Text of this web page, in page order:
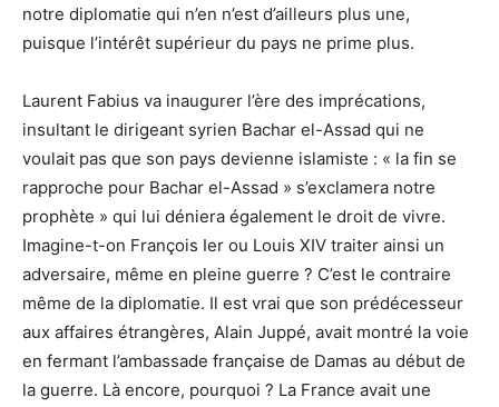
notre diplomatie qui n’en n’est d’ailleurs plus une,
puisque l’intérêt supérieur du pays ne prime plus.
Laurent Fabius va inaugurer l’ère des imprécations,
insultant le dirigeant syrien Bachar el-Assad qui ne
voulait pas que son pays devienne islamiste : « la fin se
rapproche pour Bachar el-Assad » s’exclamera notre
prophète » qui lui déniera également le droit de vivre.
Imagine-t-on François Ier ou Louis XIV traiter ainsi un
adversaire, même en pleine guerre ? C’est le contraire
même de la diplomatie. Il est vrai que son prédécesseur
aux affaires étrangères, Alain Juppé, avait montré la voie
en fermant l’ambassade française de Damas au début de
la guerre. Là encore, pourquoi ? La France avait une